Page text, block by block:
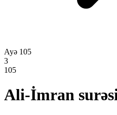
Ayə 105
3
105
Ali-İmran